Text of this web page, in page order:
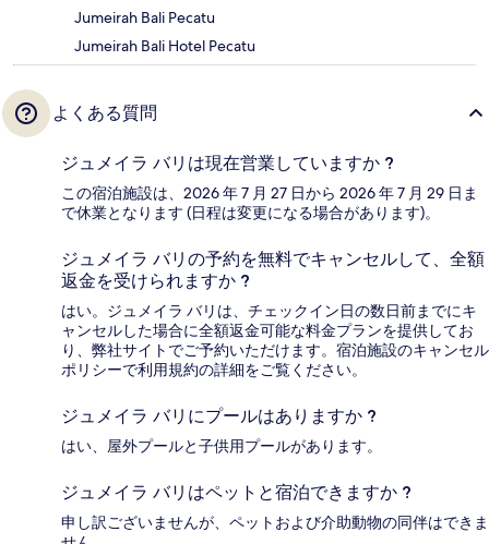
Jumeirah Bali Pecatu
Jumeirah Bali Hotel Pecatu
よくある質問
ジュメイラ バリは現在営業していますか ?
この宿泊施設は、2026 年 7 月 27 日から 2026 年 7 月 29 日ま
で休業となります (日程は変更になる場合があります)。
ジュメイラ バリの予約を無料でキャンセルして、全額
返金を受けられますか ?
はい。ジュメイラ バリは、チェックイン日の数日前までにキ
ャンセルした場合に全額返金可能な料金プランを提供してお
り、弊社サイトでご予約いただけます。宿泊施設のキャンセル
ポリシーで利用規約の詳細をご覧ください。
ジュメイラ バリにプールはありますか ?
はい、屋外プールと子供用プールがあります。
ジュメイラ バリはペットと宿泊できますか ?
申し訳ございませんが、ペットおよび介助動物の同伴はできま